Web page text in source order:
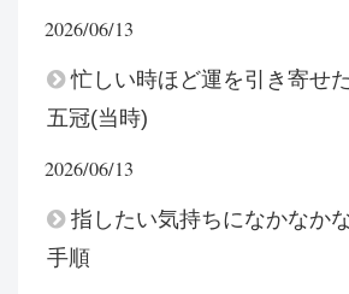
2026/06/13
忙しい時ほど運を引き寄せ
五冠(当時)
2026/06/13
指したい気持ちになかなか
手順